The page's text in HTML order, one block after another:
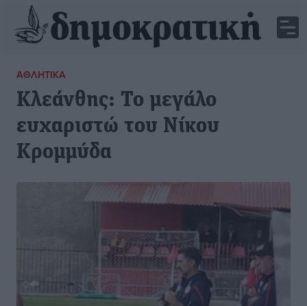
ΑΘΛΗΤΙΚΆ
Κλεάνθης: Το μεγάλο
ευχαριστώ του Νίκου
Κρομμύδα